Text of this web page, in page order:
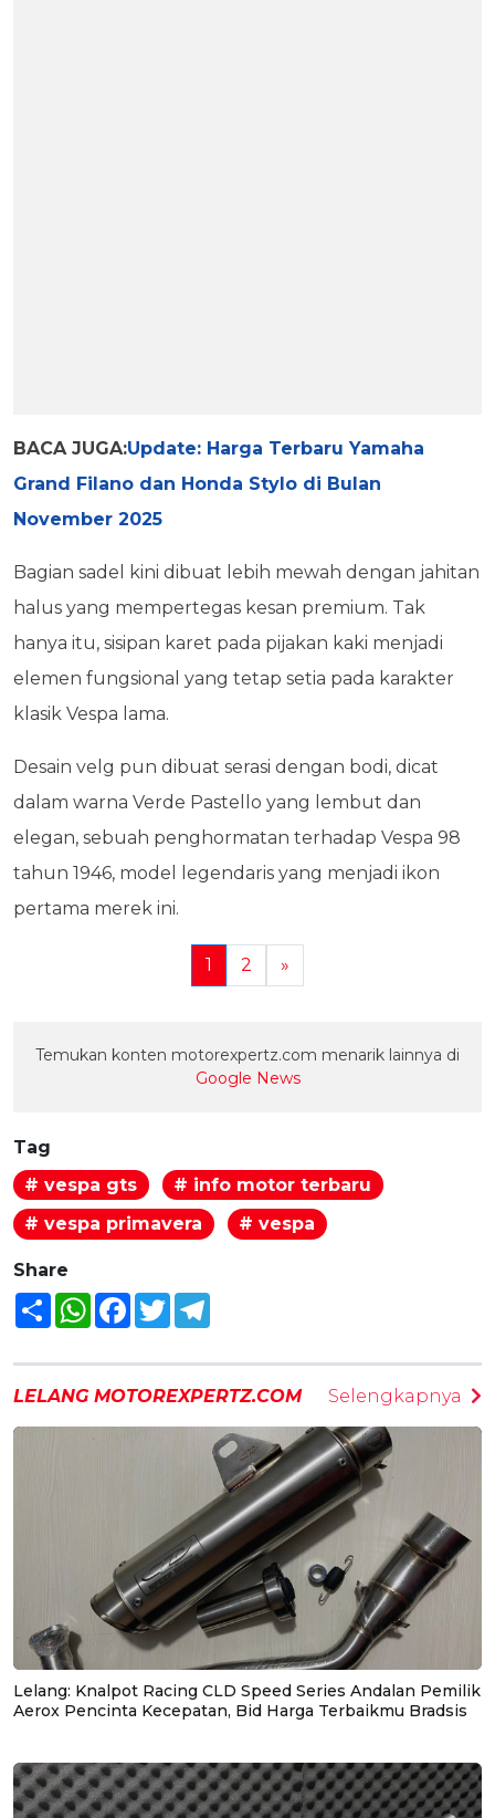
BACA JUGA:Update: Harga Terbaru Yamaha
Grand Filano dan Honda Stylo di Bulan
November 2025
Bagian sadel kini dibuat lebih mewah dengan jahitan
halus yang mempertegas kesan premium. Tak
hanya itu, sisipan karet pada pijakan kaki menjadi
elemen fungsional yang tetap setia pada karakter
klasik Vespa lama.
Desain velg pun dibuat serasi dengan bodi, dicat
dalam warna Verde Pastello yang lembut dan
elegan, sebuah penghormatan terhadap Vespa 98
tahun 1946, model legendaris yang menjadi ikon
pertama merek ini.
1 2 »
Temukan konten motorexpertz.com menarik lainnya di
Google News
Tag
# vespa gts
# info motor terbaru
# vespa primavera
# vespa
Share
Share WhatsAppFacebook
Twitter
LELANG MOTOREXPERTZ.COM Selengkapnya
Lelang: Knalpot Racing CLD Speed Series Andalan Pemilik
Aerox Pencinta Kecepatan, Bid Harga Terbaikmu Bradsis